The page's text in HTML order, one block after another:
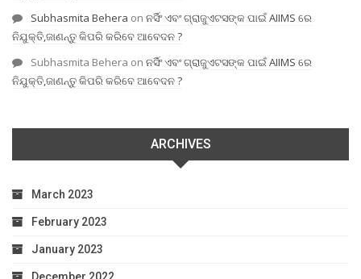
Subhasmita Behera on ନର୍ସିଂ ଏବଂ ଗ୍ରାଜୁଏଟସଙ୍କ ପାଇଁ AIIMS ରେ
ନିଯୁକ୍ତି,ଜାଣନ୍ତୁ କିପରି କରିବେ ଆବେଦନ ?
Subhasmita Behera on ନର୍ସିଂ ଏବଂ ଗ୍ରାଜୁଏଟସଙ୍କ ପାଇଁ AIIMS ରେ
ନିଯୁକ୍ତି,ଜାଣନ୍ତୁ କିପରି କରିବେ ଆବେଦନ ?
ARCHIVES
March 2023
February 2023
January 2023